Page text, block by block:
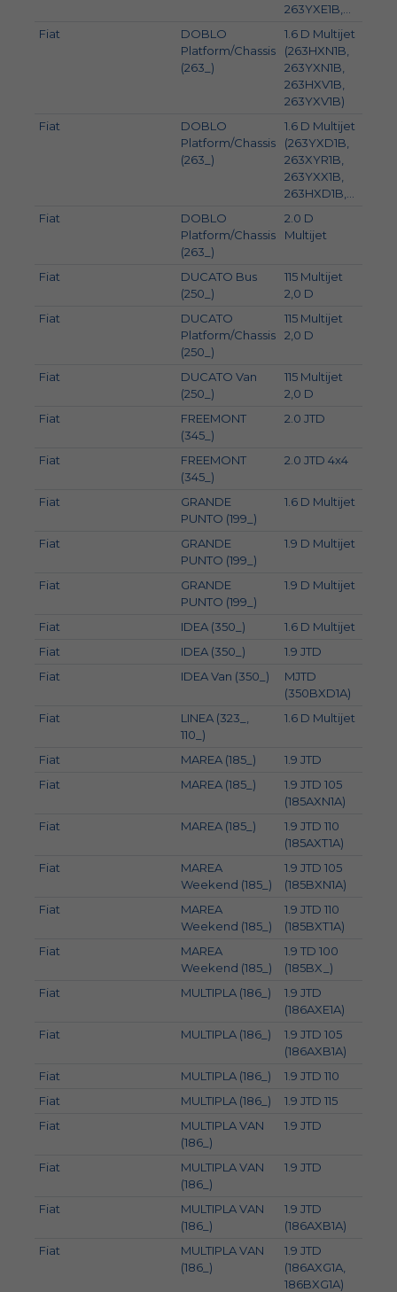
263YXE1B,...
Fiat
DOBLO
Platform/Chassis
(263_)
1.6 D Multijet
(263HXN1B,
263YXN1B,
263HXV1B,
263YXV1B)
Fiat
DOBLO
Platform/Chassis
(263_)
1.6 D Multijet
(263YXD1B,
263XYR1B,
263YXX1B,
263HXD1B,...
Fiat
DOBLO
Platform/Chassis
(263_)
2.0 D
Multijet
Fiat
DUCATO Bus
(250_)
115 Multijet
2,0 D
Fiat
DUCATO
Platform/Chassis
(250_)
115 Multijet
2,0 D
Fiat
DUCATO Van
(250_)
115 Multijet
2,0 D
Fiat
FREEMONT
(345_)
2.0 JTD
Fiat
FREEMONT
(345_)
2.0 JTD 4x4
Fiat
GRANDE
PUNTO (199_)
1.6 D Multijet
Fiat
GRANDE
PUNTO (199_)
1.9 D Multijet
Fiat
GRANDE
PUNTO (199_)
1.9 D Multijet
Fiat IDEA (350_) 1.6 D Multijet
Fiat
IDEA (350_) 1.9 JTD
Fiat
IDEA Van (350_)
MJTD
(350BXD1A)
Fiat
LINEA (323_,
110_)
1.6 D Multijet
Fiat MAREA (185_) 1.9 JTD
Fiat
MAREA (185_)
1.9 JTD 105
(185AXN1A)
Fiat MAREA (185_)
1.9 JTD 110
(185AXT1A)
Fiat
MAREA
Weekend (185_)
1.9 JTD 105
(185BXN1A)
Fiat
MAREA
Weekend (185_)
1.9 JTD 110
(185BXT1A)
Fiat
MAREA
Weekend (185_)
1.9 TD 100
(185BX_)
Fiat MULTIPLA (186_)
1.9 JTD
(186AXE1A)
Fiat MULTIPLA (186_)
1.9 JTD 105
(186AXB1A)
Fiat MULTIPLA (186_) 1.9 JTD 110
Fiat
MULTIPLA (186_) 1.9 JTD 115
Fiat
MULTIPLA VAN
(186_)
1.9 JTD
Fiat
MULTIPLA VAN
(186_)
1.9 JTD
Fiat
MULTIPLA VAN
(186_)
1.9 JTD
(186AXB1A)
Fiat
MULTIPLA VAN
(186_)
1.9 JTD
(186AXG1A,
186BXG1A)